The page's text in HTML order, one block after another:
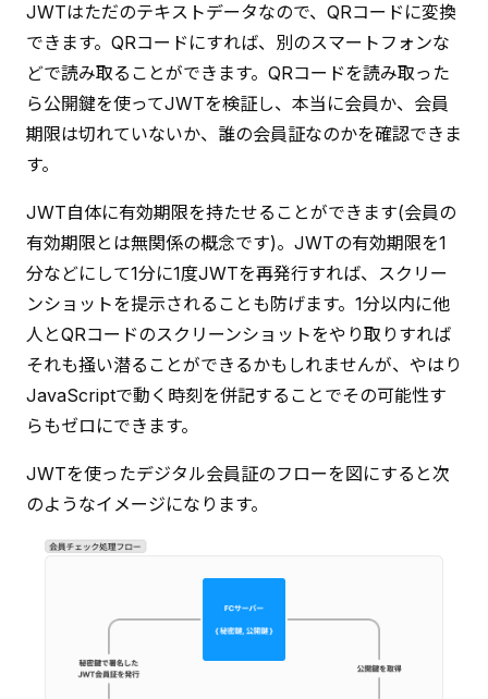
JWTはただのテキストデータなので、QRコードに変換
できます。QRコードにすれば、別のスマートフォンな
どで読み取ることができます。QRコードを読み取った
ら公開鍵を使ってJWTを検証し、本当に会員か、会員
期限は切れていないか、誰の会員証なのかを確認できま
す。
JWT自体に有効期限を持たせることができます(会員の
有効期限とは無関係の概念です)。JWTの有効期限を1
分などにして1分に1度JWTを再発行すれば、スクリー
ンショットを提示されることも防げます。1分以内に他
人とQRコードのスクリーンショットをやり取りすれば
それも掻い潜ることができるかもしれませんが、やはり
JavaScriptで動く時刻を併記することでその可能性す
らもゼロにできます。
JWTを使ったデジタル会員証のフローを図にすると次
のようなイメージになります。